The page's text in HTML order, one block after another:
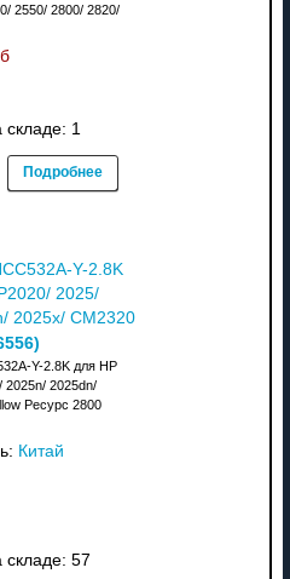
2550/ 2800/ 2820/
складе: 1
Подробнее
Y-2.8K
2025/
2025x/ CM2320
)
Y-2.8K для HP
2025n/ 2025dn/
Ресурс 2800
Китай
складе: 57